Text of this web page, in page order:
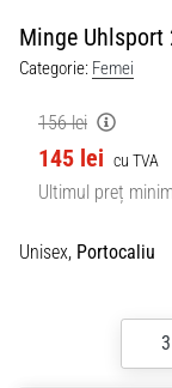
Minge
Categorie: Femei
156 lei
145 lei cu TVA
Ultimul preț
Unisex, Portocaliu
3